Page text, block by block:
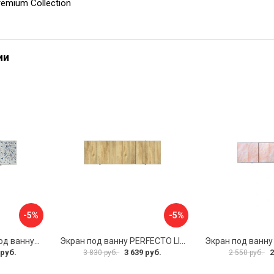
Collection
-5% -5%
3 830 руб. 3 639 руб. 2 550 руб.